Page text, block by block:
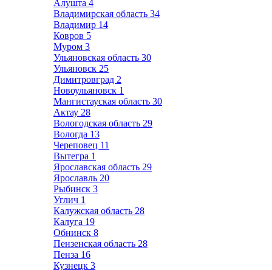
Алушта 4
Владимирская область 34
Владимир 14
Ковров 5
Муром 3
Ульяновская область 30
Ульяновск 25
Димитровград 2
Новоульяновск 1
Мангистауская область 30
Актау 28
Вологодская область 29
Вологда 13
Череповец 11
Вытегра 1
Ярославская область 29
Ярославль 20
Рыбинск 3
Углич 1
Калужская область 28
Калуга 19
Обнинск 8
Пензенская область 28
Пенза 16
Кузнецк 3